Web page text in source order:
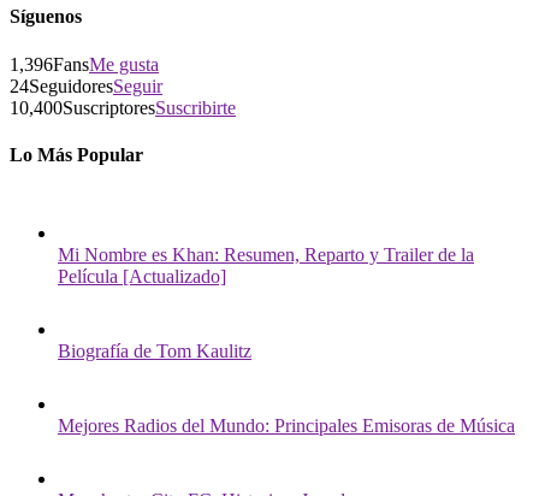
Síguenos
1,396FansMe gusta
24SeguidoresSeguir
10,400SuscriptoresSuscribirte
Lo Más Popular
Mi Nombre es Khan: Resumen, Reparto y Trailer de la
Película [Actualizado]
Biografía de Tom Kaulitz
Mejores Radios del Mundo: Principales Emisoras de Música